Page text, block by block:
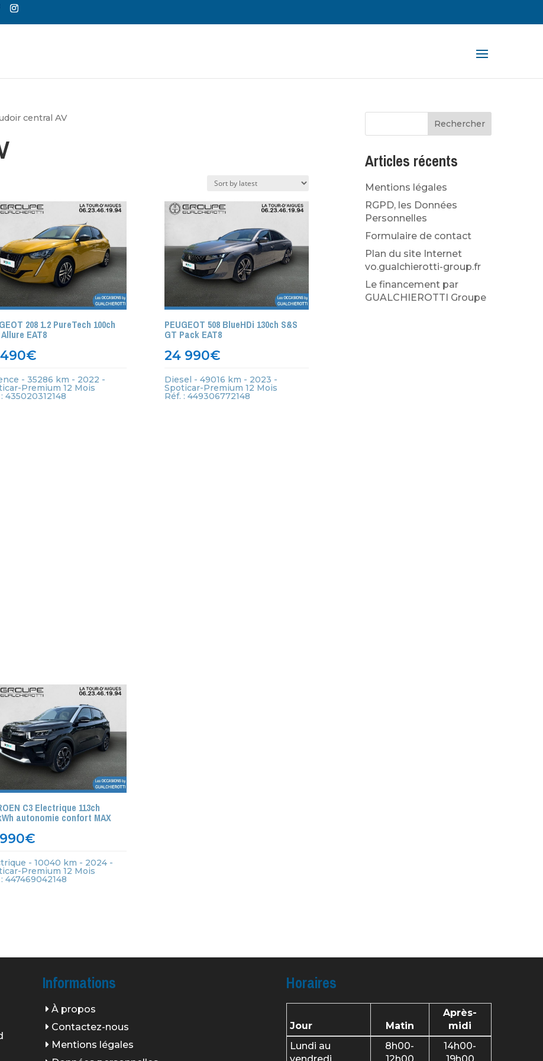
central AV
208 1.2 PureTech 100ch
EAT8
€
- 35286 km - 2022 -
Premium 12 Mois
435020312148
PEUGEOT 508 BlueHDi 130ch S&S
GT Pack EAT8
24 990€
Diesel - 49016 km - 2023 -
Spoticar-Premium 12 Mois
Réf. : 449306772148
C3 Electrique 113ch
autonomie confort MAX
€
- 10040 km - 2024 -
Premium 12 Mois
447469042148
Articles récents
Mentions légales
RGPD, les Données
Personnelles
Formulaire de contact
Plan du site Internet
vo.gualchierotti-group.fr
Le financement par
GUALCHIEROTTI Groupe
Informations
À propos
Contactez-nous
Mentions légales
Horaires
Jour Matin
Après-
midi
Lundi au
8h00-
14h00-